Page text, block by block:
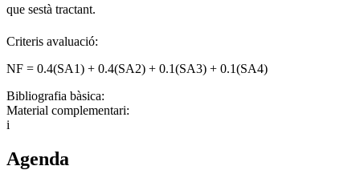
que sestà tractant.
Criteris avaluació:
NF = 0.4(SA1) + 0.4(SA2) + 0.1(SA3) + 0.1(SA4)
Bibliografia bàsica:
Material complementari:
i
Agenda